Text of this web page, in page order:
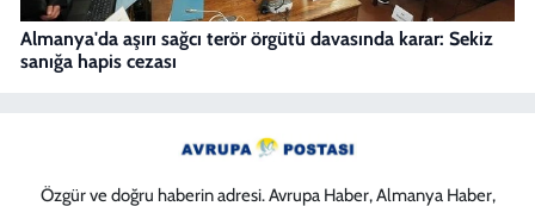
Almanya'da aşırı sağcı terör örgütü davasında karar: Sekiz
sanığa hapis cezası
Özgür ve doğru haberin adresi. Avrupa Haber, Almanya Haber,